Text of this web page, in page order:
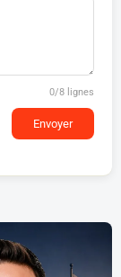
0/8 lignes
Envoyer